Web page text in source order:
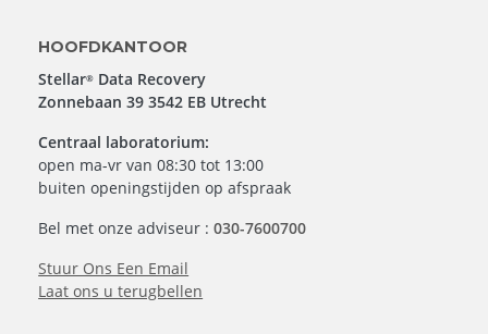
HOOFDKANTOOR
Stellar® Data Recovery
Zonnebaan 39 3542 EB Utrecht
Centraal laboratorium:
open ma-vr van 08:30 tot 13:00
buiten openingstijden op afspraak
Bel met onze adviseur :030-7600700
Stuur Ons Een Email
Laat ons u terugbellen